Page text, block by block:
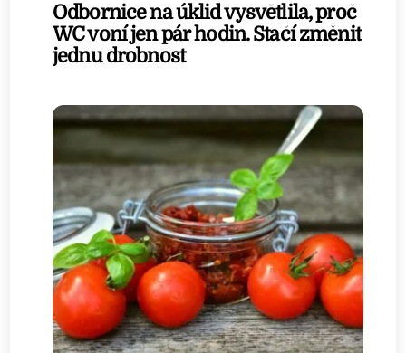
Odbornice na úklid vysvětlila, proč
WC voní jen pár hodin. Stačí změnit
jednu drobnost